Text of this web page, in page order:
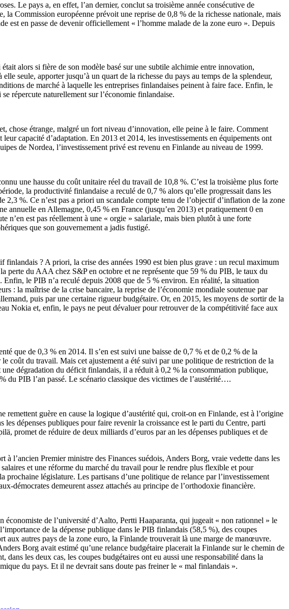
Le pays a, en effet, l’an dernier, conclut sa troisième année consécutive de
Commission européenne prévoit une reprise de 0,8 % de la richesse nationale, mais
est en passe de devenir officiellement « l’homme malade de la zone euro ». Depuis
alors si fière de son modèle basé sur une subtile alchimie entre innovation,
seule, apporter jusqu’à un quart de la richesse du pays au temps de la splendeur,
de marché à laquelle les entreprises finlandaises peinent à faire face. Enfin, le
répercute naturellement sur l’économie finlandaise.
chose étrange, malgré un fort niveau d’innovation, elle peine à le faire. Comment
capacité d’adaptation. En 2013 et 2014, les investissements en équipements ont
de Nordea, l’investissement privé est revenu en Finlande au niveau de 1999.
une hausse du coût unitaire réel du travail de 10,8 %. C’est la troisième plus forte
la productivité finlandaise a reculé de 0,7 % alors qu’elle progressait dans les
%. Ce n’est pas a priori un scandale compte tenu de l’objectif d’inflation de la zone
annuelle en Allemagne, 0,45 % en France (jusqu’en 2013) et pratiquement 0 en
n’en est pas réellement à une « orgie » salariale, mais bien plutôt à une forte
que son gouvernement a jadis fustigé.
finlandais ? A priori, la crise des années 1990 est bien plus grave : un recul maximum
perte du AAA chez S&P en octobre et ne représente que 59 % du PIB, le taux du
le PIB n’a reculé depuis 2008 que de 5 % environ. En réalité, la situation
: la maîtrise de la crise bancaire, la reprise de l’économie mondiale soutenue par
puis par une certaine rigueur budgétaire. Or, en 2015, les moyens de sortir de la
Nokia et, enfin, le pays ne peut dévaluer pour retrouver de la compétitivité face aux
que de 0,3 % en 2014. Il s’en est suivi une baisse de 0,7 % et de 0,2 % de la
coût du travail. Mais cet ajustement a été suivi par une politique de restriction de la
dégradation du déficit finlandais, il a réduit à 0,2 % la consommation publique,
du PIB l’an passé. Le scénario classique des victimes de l’austérité….
guère en cause la logique d’austérité qui, croit-on en Finlande, est à l’origine
dépenses publiques pour faire revenir la croissance est le parti du Centre, parti
promet de réduire de deux milliards d’euros par an les dépenses publiques et de
l’ancien Premier ministre des Finances suédois, Anders Borg, vraie vedette dans les
et une réforme du marché du travail pour le rendre plus flexible et pour
législature. Les partisans d’une politique de relance par l’investissement
démocrates demeurent assez attachés au principe de l’orthodoxie financière.
économiste de l’université d’Aalto, Pertti Haaparanta, qui jugeait « non rationnel » le
de la dépense publique dans le PIB finlandais (58,5 %), des coupes
aux autres pays de la zone euro, la Finlande trouverait là une marge de manœuvre.
Borg avait estimé qu’une relance budgétaire placerait la Finlande sur le chemin de
les deux cas, les coupes budgétaires ont eu aussi une responsabilité dans la
du pays. Et il ne devrait sans doute pas freiner le « mal finlandais ».